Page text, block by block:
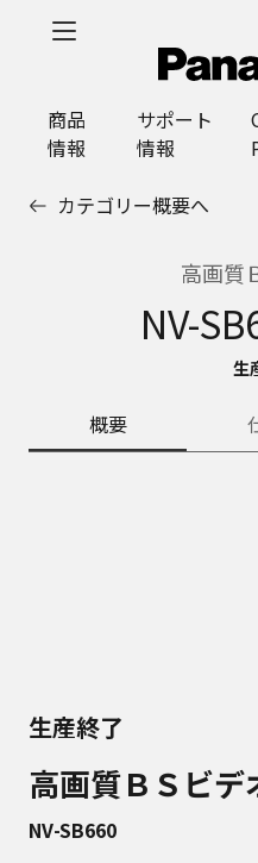
商品
情報
サポート
情報
カテゴリー概要へ
高画質
NV-
生
概要
生産終了
高画質ＢＳビデ
NV-SB660